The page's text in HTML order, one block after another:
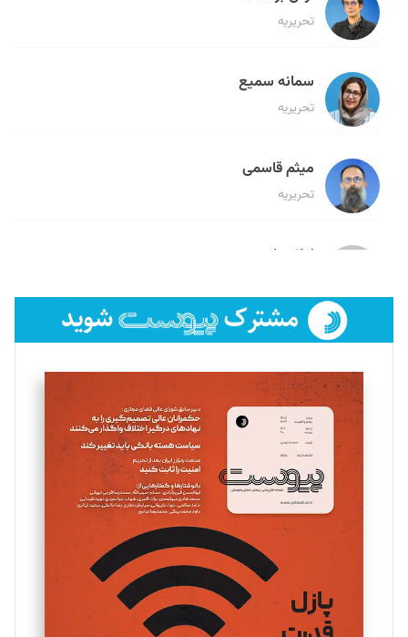
تحریریه
سمانه سمیع
تحریریه
میثم قاسمی
تحریریه
لیلا حنارود
فائزه فتحی رستمی
تحریریه
سروش کرمیان
تحریریه
مینا پاکدل
یسنا امان‌پور
تحریریه